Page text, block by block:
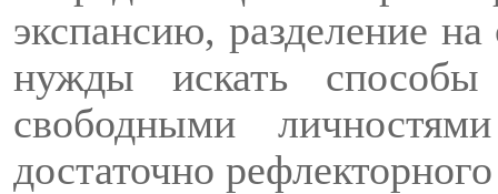
экспансию, разделение на
нужды искать способы
свободными
достаточно